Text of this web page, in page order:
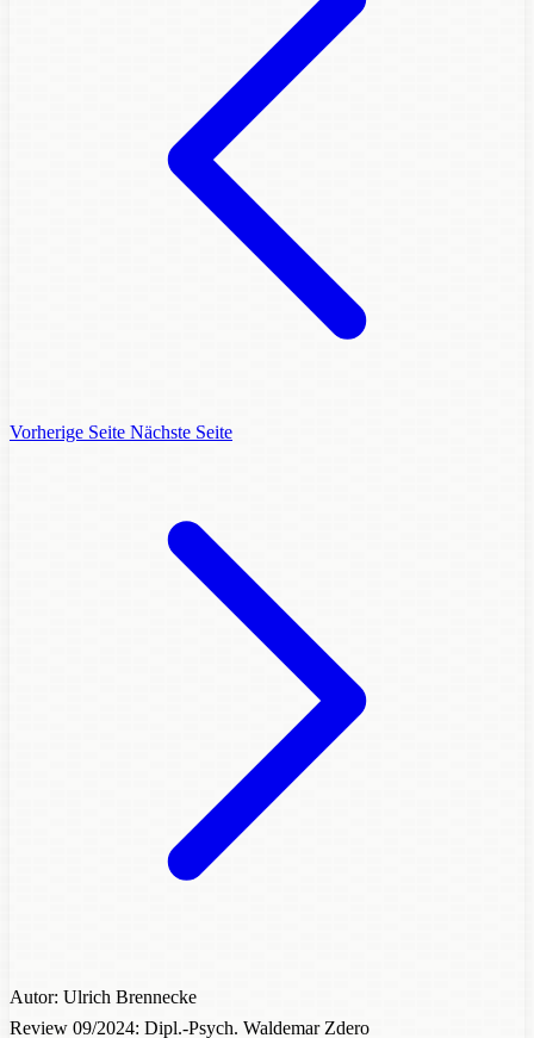
Vorherige Seite Nächste Seite
Autor: Ulrich Brennecke
Review 09/2024: Dipl.-Psych. Waldemar Zdero